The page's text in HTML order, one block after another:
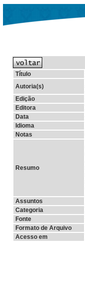
Título
Autoria(s)
Edição
Editora
Data
Idioma
Notas
Resumo
Assuntos
Categoria
Fonte
Formato de Arquivo
Acesso em